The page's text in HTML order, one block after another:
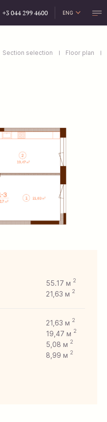
+3 044 299 4600
ENG
Section selection
Floor plan
55.17 м 2
21,63 м 2
21,63 м 2
19,47 м 2
5,08 м 2
8,99 м 2